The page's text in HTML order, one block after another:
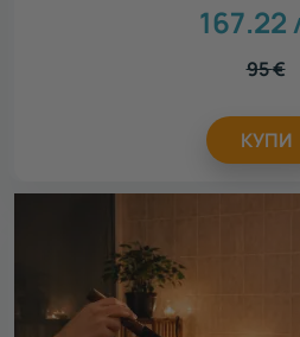
167.22
95€
КУПИ